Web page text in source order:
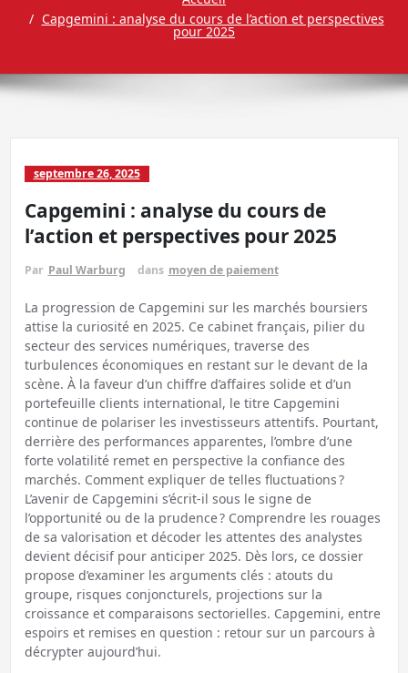
Capgemini : analyse du cours de l’action et perspectives
pour 2025
septembre 26, 2025
Capgemini : analyse du cours de
l’action et perspectives pour 2025
Par Paul Warburg dans moyen de paiement
La progression de Capgemini sur les marchés boursiers
attise la curiosité en 2025. Ce cabinet français, pilier du
secteur des services numériques, traverse des
turbulences économiques en restant sur le devant de la
scène. À la faveur d’un chiffre d’affaires solide et d’un
portefeuille clients international, le titre Capgemini
continue de polariser les investisseurs attentifs. Pourtant,
derrière des performances apparentes, l’ombre d’une
forte volatilité remet en perspective la confiance des
marchés. Comment expliquer de telles fluctuations ?
L’avenir de Capgemini s’écrit-il sous le signe de
l’opportunité ou de la prudence ? Comprendre les rouages
de sa valorisation et décoder les attentes des analystes
devient décisif pour anticiper 2025. Dès lors, ce dossier
propose d’examiner les arguments clés : atouts du
groupe, risques conjoncturels, projections sur la
croissance et comparaisons sectorielles. Capgemini, entre
espoirs et remises en question : retour sur un parcours à
décrypter aujourd’hui.